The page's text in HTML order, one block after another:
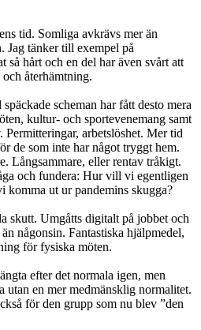
tid. Somliga avkrävs mer än
Jag tänker till exempel på
så hårt och en del har även svårt att
återhämtning.
scheman har fått desto mera
kultur- och sportevenemang samt
Permitteringar, arbetslöshet. Mer tid
de som inte har något tryggt hem.
Långsammare, eller rentav tråkigt.
och fundera: Hur vill vi egentligen
komma ut ur pandemins skugga?
skutt. Umgåtts digitalt på jobbet och
någonsin. Fantastiska hjälpmedel,
för fysiska möten.
efter det normala igen, men
utan en mer medmänsklig normalitet.
för den grupp som nu blev ”den